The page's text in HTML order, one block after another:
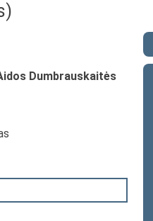
Dumbrauskaitės